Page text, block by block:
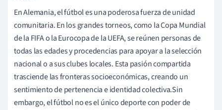
En Alemania, el fútbol es una poderosa fuerza de unidad
comunitaria. En los grandes torneos, como la Copa Mundial
de la FIFA o la Eurocopa de la UEFA, se reúnen personas de
todas las edades y procedencias para apoyar a la selección
nacional o a sus clubes locales. Esta pasión compartida
trasciende las fronteras socioeconómicas, creando un
sentimiento de pertenencia e identidad colectiva.Sin
embargo, el fútbol no es el único deporte con poder de